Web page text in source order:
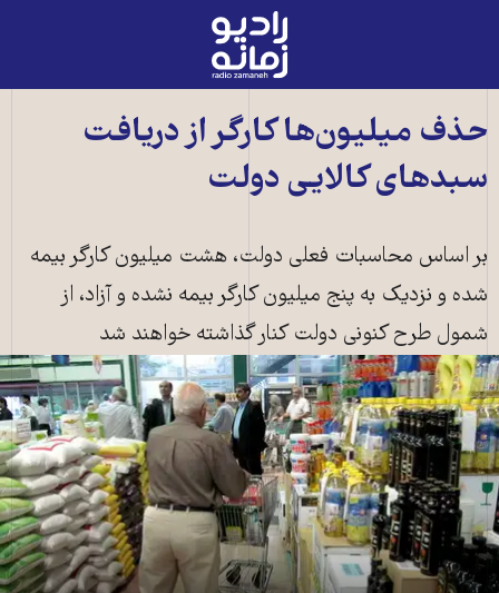
رادیو
زمانه
به
اصلی
حذف میلیون‌ها کارگر از دریافت
سبدهای کالایی دولت
بر اساس محاسبات فعلی دولت، هشت میلیون کارگر بیمه
شده و نزدیک به پنج میلیون کارگر بیمه نشده و آزاد، از
شمول طرح کنونی دولت کنار گذاشته خواهند شد